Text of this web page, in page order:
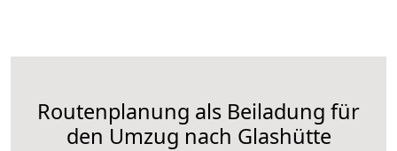
Routenplanung als Beiladung für
den Umzug nach Glashütte